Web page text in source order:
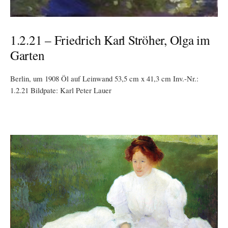
1.2.21 – Friedrich Karl Ströher, Olga im
Garten
Berlin, um 1908 Öl auf Leinwand 53,5 cm x 41,3 cm Inv.-Nr.:
1.2.21 Bildpate: Karl Peter Lauer